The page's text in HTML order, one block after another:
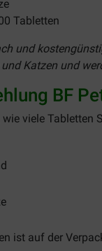
Tabletten
und
Katzen und
BF
viele Tabletten
ist auf der